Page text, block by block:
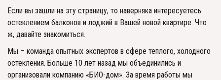
Если вы зашли на эту страницу, то наверняка интересуетесь
остеклением балконов и лоджий в Вашей новой квартире. Что
ж, давайте знакомиться.
Мы – команда опытных экспертов в сфере теплого, холодного
остекления. Больше 10 лет назад мы объединились и
организовали компанию «БИО-дом». За время работы мы